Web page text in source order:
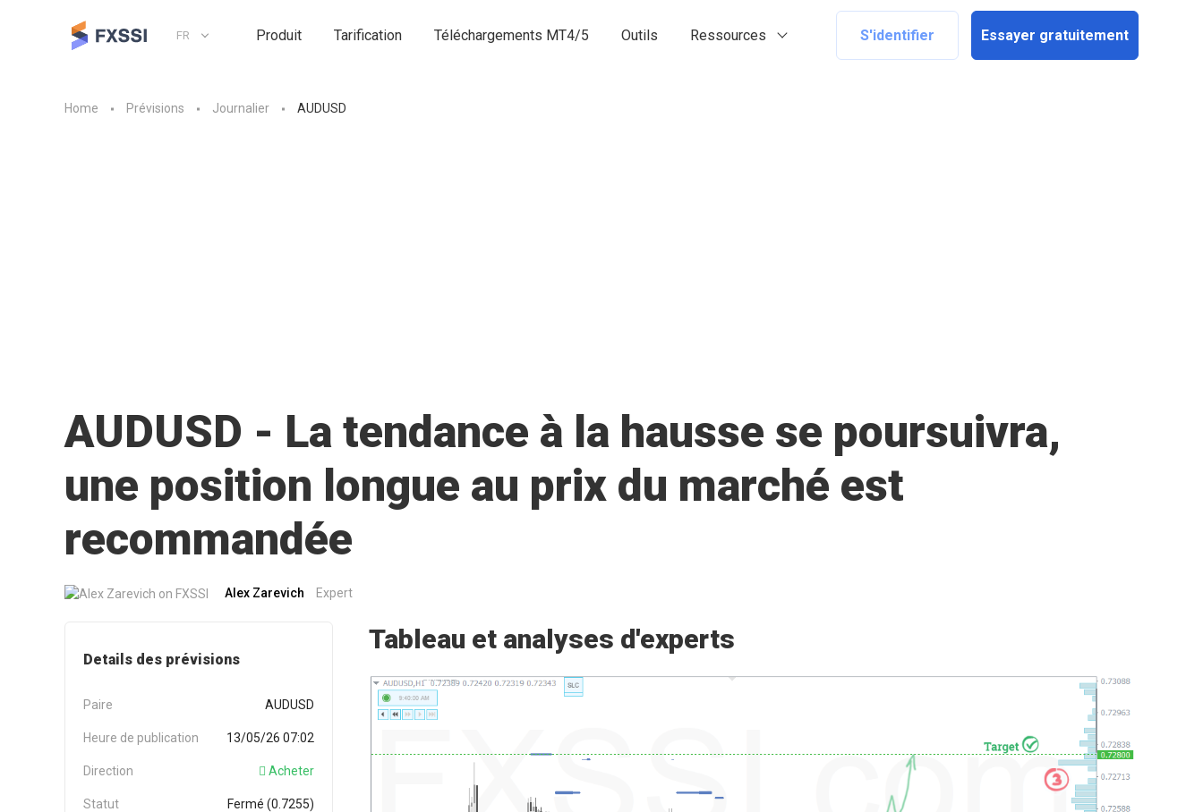
FR Produit Tarification Téléchargements MT4/5 Outils Ressources S'identifier Essayer gratuitement
Home Prévisions Journalier AUDUSD
AUDUSD - La tendance à la hausse se poursuivra,
une position longue au prix du marché est
recommandée
Alex Zarevich Expert
Details des prévisions
Paire AUDUSD
Heure de publication 13/05/26 07:02
Direction Acheter
Statut Fermé (0.7255)
Tableau et analyses d'experts